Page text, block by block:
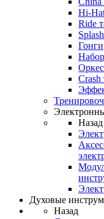
Hi-
Ride
Гонги
Сrash
Назад
Духовые
Назад